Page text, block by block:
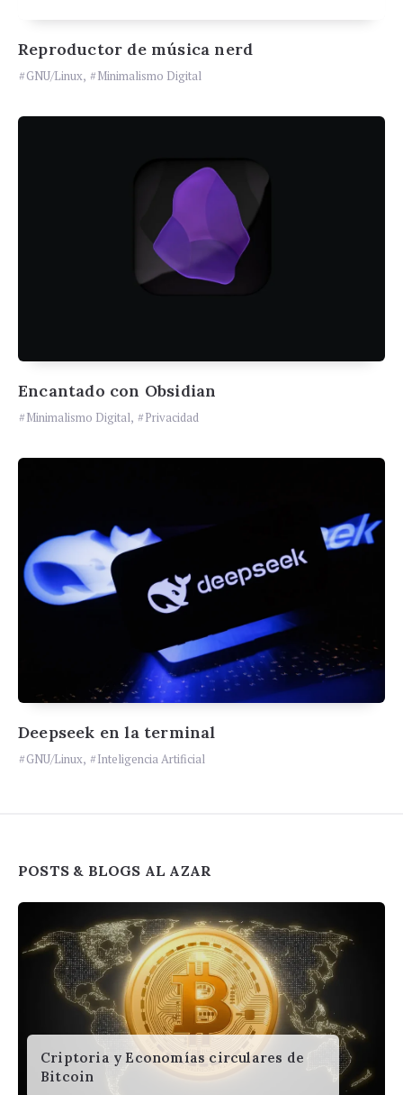
Reproductor de música nerd
GNU/Linux, Minimalismo Digital
Encantado con Obsidian
Minimalismo Digital, Privacidad
Deepseek en la terminal
GNU/Linux, Inteligencia Artificial
Widgets
POSTS & BLOGS AL AZAR
Criptoria y Economías circulares de
Bitcoin